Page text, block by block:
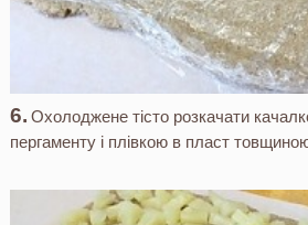
Охолоджене тісто розкачати
пергаменту і плівкою в пласт